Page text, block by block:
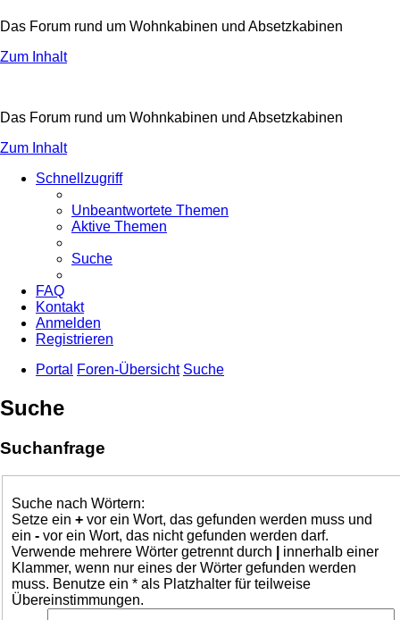
Das Forum rund um Wohnkabinen und Absetzkabinen
Zum Inhalt
Das Forum rund um Wohnkabinen und Absetzkabinen
Zum Inhalt
Schnellzugriff
Unbeantwortete Themen
Aktive Themen
Suche
FAQ
Kontakt
Anmelden
Registrieren
Portal Foren-Übersicht Suche
Suche
Suchanfrage
Suche nach Wörtern:
Setze ein + vor ein Wort, das gefunden werden muss und
ein - vor ein Wort, das nicht gefunden werden darf.
Verwende mehrere Wörter getrennt durch
innerhalb einer
Klammer, wenn nur eines der Wörter gefunden werden
muss. Benutze ein * als Platzhalter für teilweise
Übereinstimmungen.